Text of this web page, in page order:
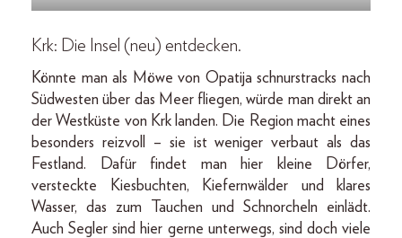
Krk: Die Insel (neu) entdecken.
Könnte man als Möwe von Opatija schnurstracks nach
Südwesten über das Meer fliegen, würde man direkt an
der Westküste von Krk landen. Die Region macht eines
besonders reizvoll – sie ist weniger verbaut als das
Festland. Dafür findet man hier kleine Dörfer,
versteckte Kiesbuchten, Kiefernwälder und klares
Wasser, das zum Tauchen und Schnorcheln einlädt.
Auch Segler sind hier gerne unterwegs, sind doch viele